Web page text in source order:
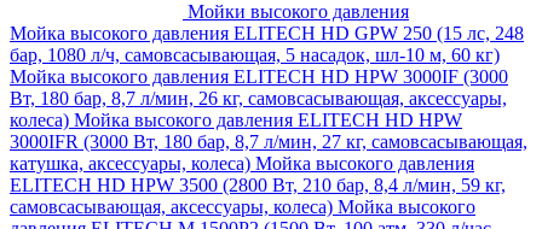
Мойки высокого давления
Мойка высокого давления ELITECH HD GPW 250 (15 лс, 248
бар, 1080 л/ч, самовсасывающая, 5 насадок, шл-10 м, 60 кг)
Мойка высокого давления ELITECH HD HPW 3000IF (3000
Вт, 180 бар, 8,7 л/мин, 26 кг, самовсасывающая, аксессуары,
колеса) Мойка высокого давления ELITECH HD HPW
3000IFR (3000 Вт, 180 бар, 8,7 л/мин, 27 кг, самовсасывающая,
катушка, аксессуары, колеса) Мойка высокого давления
ELITECH HD HPW 3500 (2800 Вт, 210 бар, 8,4 л/мин, 59 кг,
самовсасывающая, аксессуары, колеса) Мойка высокого